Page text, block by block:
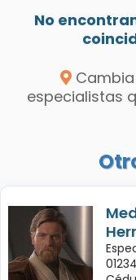
No
Cambia
especialistas